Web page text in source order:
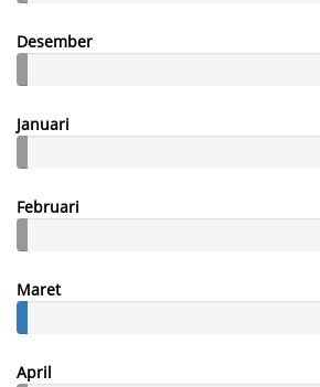
Desember
Januari
Februari
Maret
April